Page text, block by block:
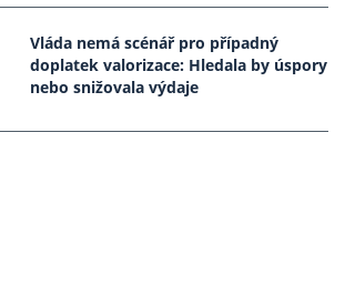
Vláda nemá scénář pro případný
doplatek valorizace: Hledala by úspory
nebo snižovala výdaje